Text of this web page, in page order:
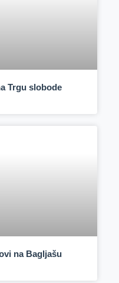
Trgu slobode
na Bagljašu